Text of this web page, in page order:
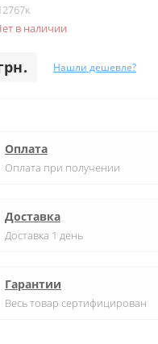
в наличии
Нашли дешевле?
Оплата
Оплата при получении
Доставка
Доставка 1 день
Гарантии
Весь товар сертифицирован